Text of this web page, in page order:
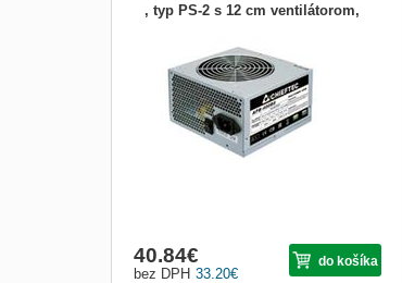
, typ PS-2 s 12 cm ventilátorom,
15-pin, Molex, FDD; Konektory pre
základnú dosku:ATX 24-pin
33.20€
bez DPH
40.84€ do košíka